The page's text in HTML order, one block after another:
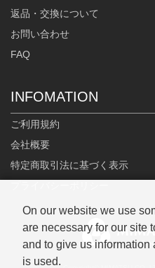
返品・交換について
お問い合わせ
FAQ
INFOMATION
ご利用規約
会社概要
特定商取引法に基づく表示
On our website we use
are necessary for our site
and to give us information
is used.